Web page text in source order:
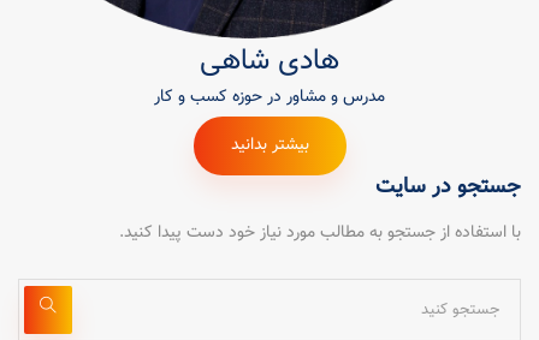
هادی شاهی
مدرس و مشاور در حوزه کسب و کار
بیشتر بدانید
جستجو در سایت
با استفاده از جستجو به مطالب مورد نیاز خود دست پیدا کنید.